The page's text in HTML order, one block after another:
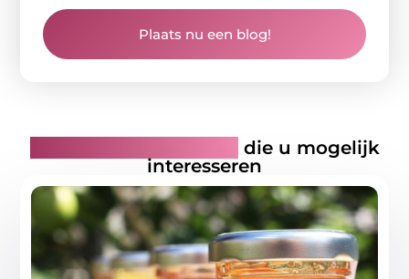
Plaats nu een blog!
die u mogelijk
interesseren